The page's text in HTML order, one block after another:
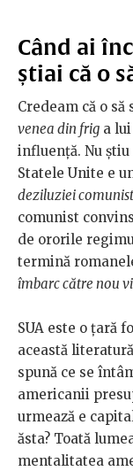
Când ai
știai că o
Credeam că o
venea din frig a
influență. Nu
Statele Unite e
deziluziei
comunist
de ororile
termină
îmbarc către nou
SUA este o țară
această
spună ce se
americanii
urmează e
ăsta? Toată
mentalitatea